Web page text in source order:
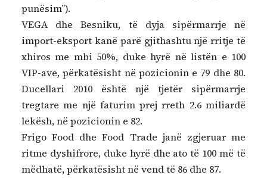
punësim”).
VEGA dhe Besniku, të dyja sipërmarrje në
import-eksport kanë parë gjithashtu një rritje të
xhiros me mbi 50%, duke hyrë në listën e 100
VIP-ave, përkatësisht në pozicionin e 79 dhe 80.
Ducellari 2010 është një tjetër sipërmarrje
tregtare me një faturim prej rreth 2.6 miliardë
lekësh, në pozicionin e 82.
Frigo Food dhe Food Trade janë zgjeruar me
ritme dyshifrore, duke hyrë dhe ato të 100 më të
mëdhatë, përkatësisht në vend të 86 dhe 87.